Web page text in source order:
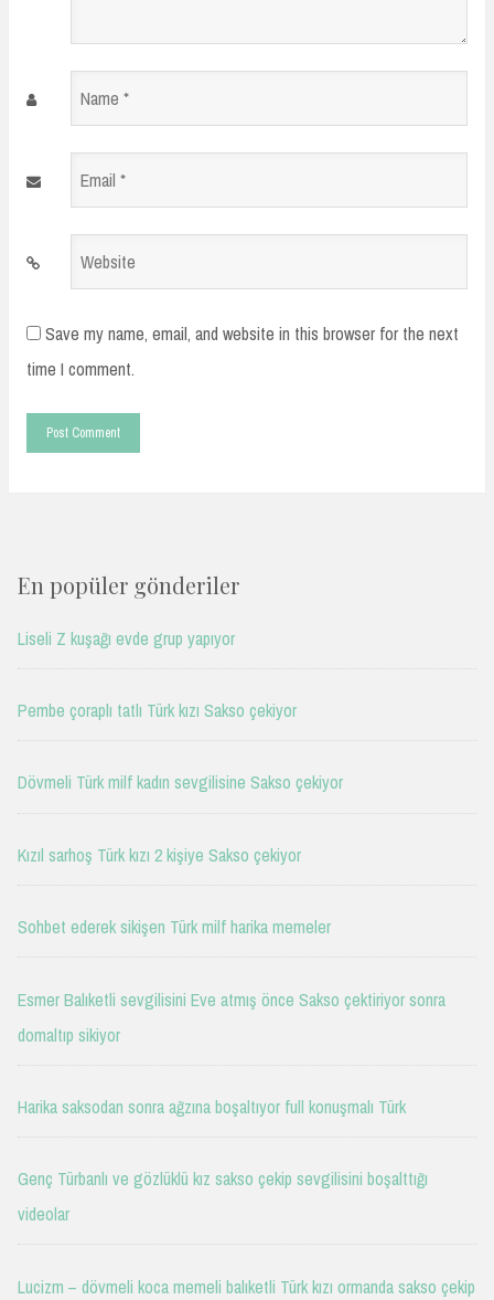
Name
Email
Website
Save my name, email, and website in this browser for the next
time I comment.
En popüler gönderiler
Liseli Z kuşağı evde grup yapıyor
Pembe çoraplı tatlı Türk kızı Sakso çekiyor
Dövmeli Türk milf kadın sevgilisine Sakso çekiyor
Kızıl sarhoş Türk kızı 2 kişiye Sakso çekiyor
Sohbet ederek sikişen Türk milf harika memeler
Esmer Balıketli sevgilisini Eve atmış önce Sakso çektiriyor sonra
domaltıp sikiyor
Harika saksodan sonra ağzına boşaltıyor full konuşmalı Türk
Genç Türbanlı ve gözlüklü kız sakso çekip sevgilisini boşalttığı
videolar
Lucizm – dövmeli koca memeli balıketli Türk kızı ormanda sakso çekip